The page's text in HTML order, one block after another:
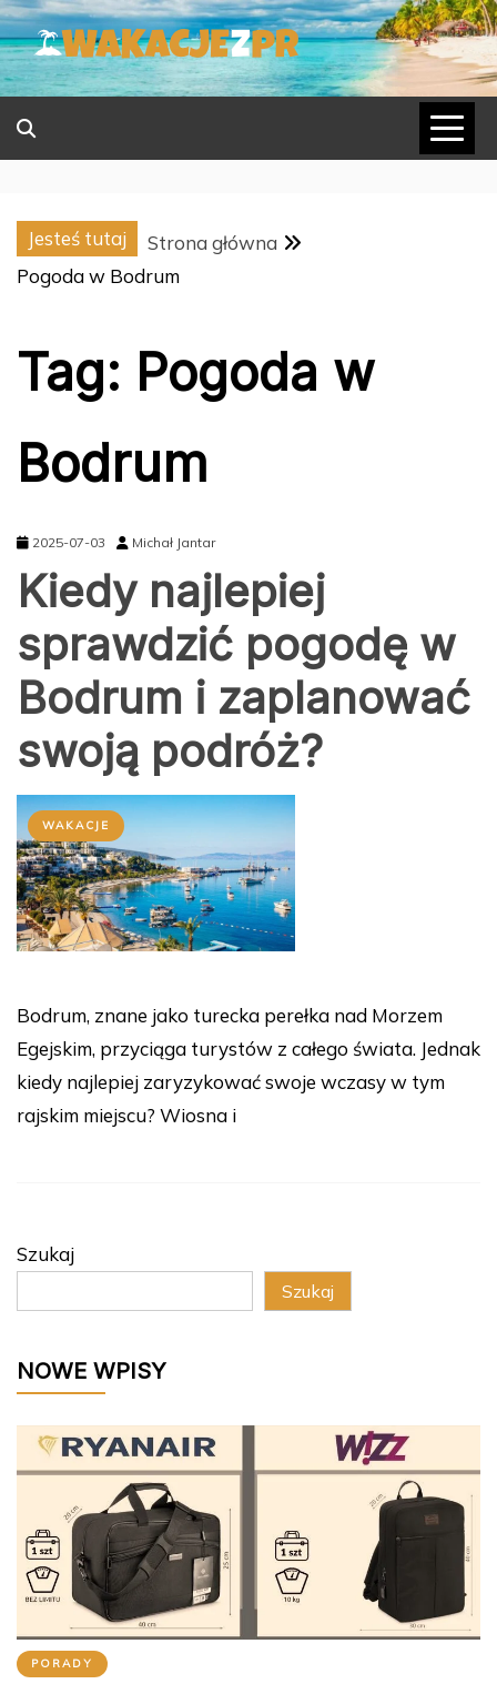
Skip
to
content
Jesteś tutaj
Strona główna
Pogoda w Bodrum
Tag: Pogoda w
Bodrum
2025-07-03 Michał Jantar
Kiedy najlepiej
sprawdzić pogodę w
Bodrum i zaplanować
swoją podróż?
WAKACJE
Bodrum, znane jako turecka perełka nad Morzem
Egejskim, przyciąga turystów z całego świata. Jednak
kiedy najlepiej zaryzykować swoje wczasy w tym
rajskim miejscu? Wiosna i
Szukaj
Szukaj
NOWE WPISY
PORADY